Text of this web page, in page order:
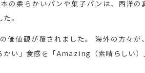
の柔らかいパンや菓子パンは、西洋の
。
価値観が覆されました。 海外の方々が
かい」食感を「Amazing（素晴らしい）